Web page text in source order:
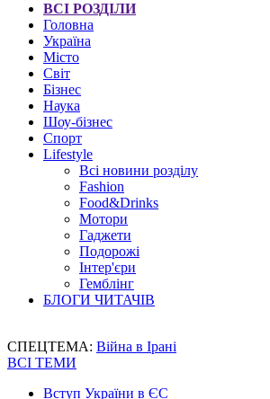
ВСІ РОЗДІЛИ
Головна
Україна
Місто
Світ
Бізнес
Наука
Шоу-бізнес
Спорт
Lifestyle
Всі новини розділу
Fashion
Food&Drinks
Мотори
Гаджети
Подорожі
Інтер'єри
Гемблінг
БЛОГИ ЧИТАЧІВ
СПЕЦТЕМА: Війна в Ірані
ВСІ ТЕМИ
Вступ України в ЄС